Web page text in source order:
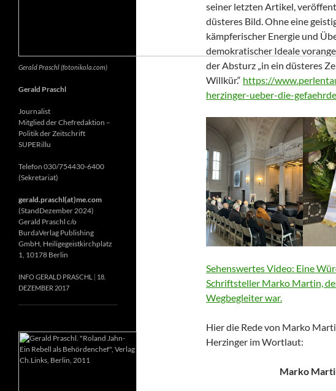
seiner letzten Artikel,
düsteres Bild. Ohne eine
kämpferischer Energie und
demokratischer Ideale
der Absturz „in ein düsteres
Willkür.“ https://
herzinger-ueber-die-
Sehenswertes Video: Eine
Schriftsteller Marko Martin,
Wegbegleiter war.
Hier die Rede von Marko
Herzinger im Wortlaut:
Marko
Gerald Praschl (fotonikola.com)
Gerald Praschl
Journalist
Mitglied der Chefredaktion –
Politik der Zeitschrift
SUPERillu
Telefon 030/754430-6400
(Sekretariat)
gerald.praschl(at)me.com
(StandDezember 2024)
Gerald Praschl c/o
BurdaVerlag Publishing
GmbH, Heiligegeistkirchplatz
1, 10178 Berlin
INFO GERALD PRASCHL
18.
DEZEMBER 2017